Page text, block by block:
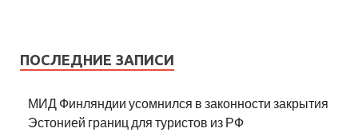
ПОСЛЕДНИЕ ЗАПИСИ
МИД Финляндии усомнился в законности закрытия
Эстонией границ для туристов из РФ